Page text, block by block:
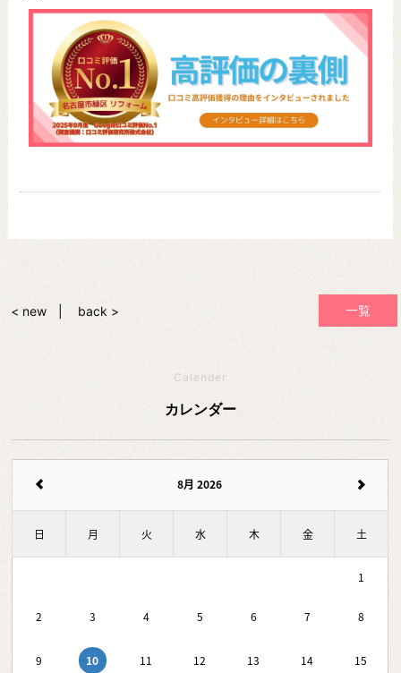
一覧
< new back >
Calender
カレンダー
8月 2026
日 月 火 水 木 金 土
1
2 3 4 5 6 7 8
9 10 11 12 13 14 15